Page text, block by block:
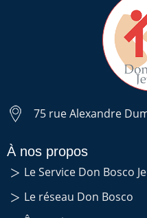
75 rue Alexandre
À nos propos
Le Service Don Bosco
Le réseau Don Bosco